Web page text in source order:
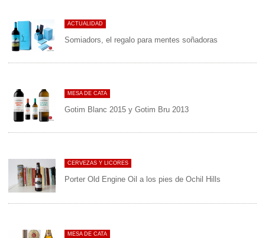
ACTUALIDAD
Somiadors, el regalo para mentes soñadoras
MESA DE CATA
Gotim Blanc 2015 y Gotim Bru 2013
CERVEZAS Y LICORES
Porter Old Engine Oil a los pies de Ochil Hills
MESA DE CATA